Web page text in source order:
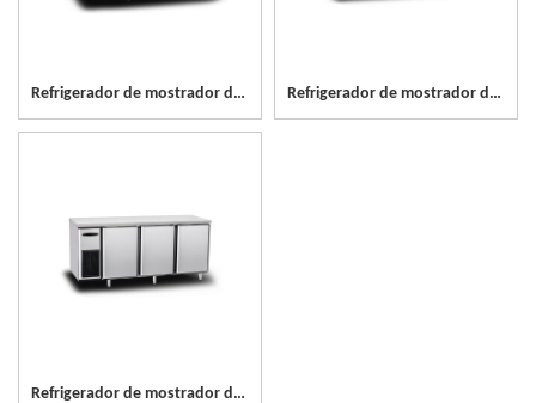
Refrigerador de mostrador de acero inoxidable de 2 puertas Refrigerador de mostrador de acero inoxidable de 2 puertas
Refrigerador de mostrador de acero inoxidable de 3 puertas